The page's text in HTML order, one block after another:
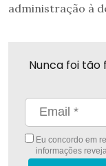
administração à
Nunca foi
Eu concordo em
informações